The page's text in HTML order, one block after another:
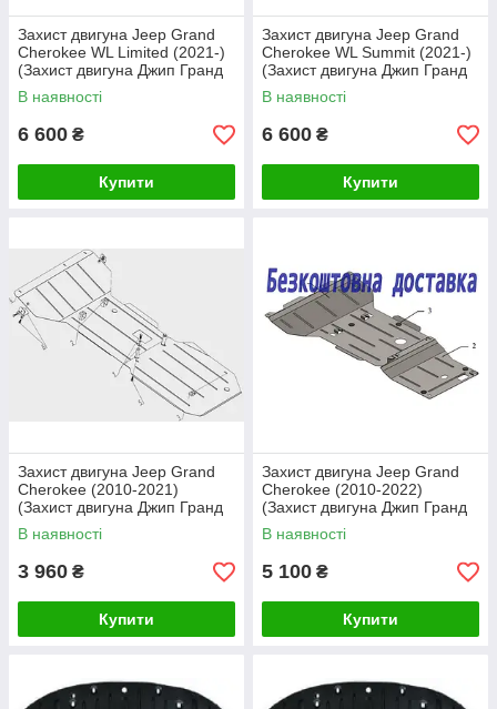
Захист двигуна Jeep Grand
Cherokee WL Limited (2021-)
(Захист двигуна Джип Гранд
Черокі) Кольчуга
В наявності
6 600 ₴
Купити
Захист двигуна Jeep Grand
Cherokee WL Summit (2021-)
(Захист двигуна Джип Гранд
Черокі) Кольчуга
В наявності
6 600 ₴
Купити
Захист двигуна Jeep Grand
Cherokee (2010-2021)
(Захист двигуна Джип Гранд
Черокі) Автопристрій
В наявності
3 960 ₴
Купити
Захист двигуна Jeep Grand
Cherokee (2010-2022)
(Захист двигуна Джип Гранд
Черокі) Кольчуга
В наявності
5 100 ₴
Купити